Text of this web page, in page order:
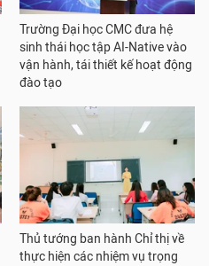
Trường Đại học CMC đưa hệ
sinh thái học tập AI-Native vào
vận hành, tái thiết kế hoạt động
đào tạo
Thủ tướng ban hành Chỉ thị về
thực hiện các nhiệm vụ trọng